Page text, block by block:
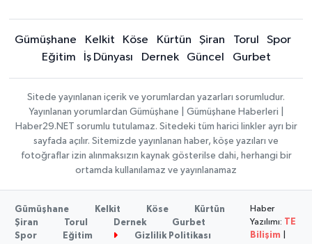
Gümüşhane Kelkit Köse Kürtün Şiran Torul
Spor
Eğitim
İş Dünyası Dernek Güncel Gurbet
Sitede yayınlanan içerik ve yorumlardan yazarları sorumludur.
Yayınlanan yorumlardan Gümüşhane | Gümüşhane Haberleri |
Haber29.NET sorumlu tutulamaz. Sitedeki tüm harici linkler ayrı bir
sayfada açılır. Sitemizde yayınlanan haber, köşe yazıları ve
fotoğraflar izin alınmaksızın kaynak gösterilse dahi, herhangi bir
ortamda kullanılamaz ve yayınlanamaz
Gümüşhane Kelkit Köse
Kürtün
Şiran
Torul Dernek
Gurbet
Spor
Eğitim Gizlilik Politikası
Haber
Yazılımı:
TE
Bilişim